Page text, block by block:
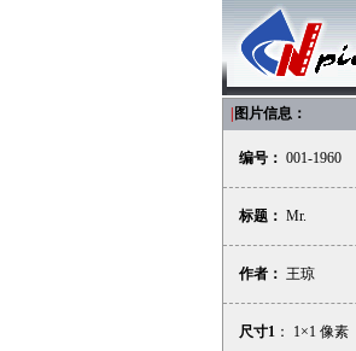
图片信息：
编号： 001-1960
标题： Mr.
作者： 王琼
尺寸1 ： 1×1 像素